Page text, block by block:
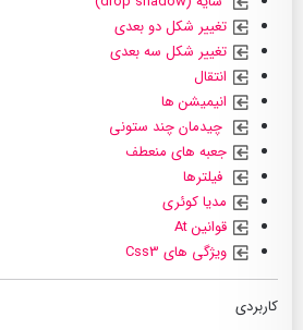
تغییر شکل دو بعدی
تغییر شکل سه بعدی
انتقال
انیمیشن ها
چیدمان چند ستونی
جعبه های منعطف
فیلترها
مدیا کوئری
قوانین At
ویژگی های Css3
کاربردی